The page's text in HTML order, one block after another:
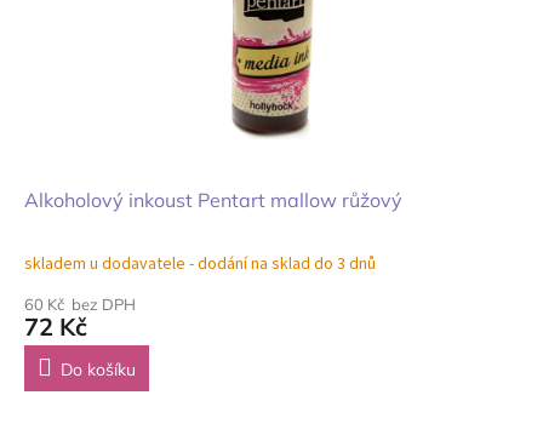
Alkoholový inkoust Pentart mallow růžový
skladem u dodavatele - dodání na sklad do 3 dnů
60 Kč bez DPH
72 Kč
Do košíku